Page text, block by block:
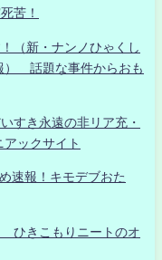
苦！
（新・ナンノひゃくし
） 話題な事件からおも
すき永遠の非リア充・
ックサイト
速報！キモデブおた
ひきこもりニートのオ